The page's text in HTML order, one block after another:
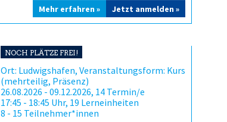
Jetzt anmelden »
Mehr erfahren »
NOCH PLÄTZE FREI!
Ort: Ludwigshafen, Veranstaltungsform: Kurs
(mehrteilig, Präsenz)
26.08.2026 - 09.12.2026, 14 Termin/e
17:45 - 18:45 Uhr, 19 Lerneinheiten
8 - 15 Teilnehmer*innen